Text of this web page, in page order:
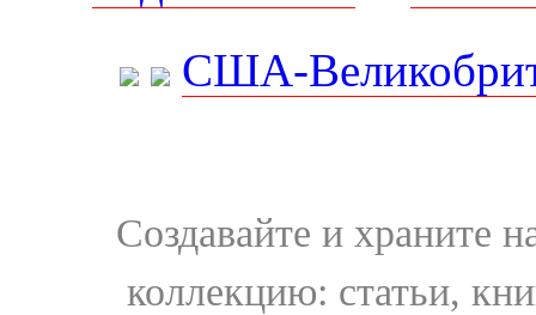
США-
Создавайте и храните
коллекцию: статьи,